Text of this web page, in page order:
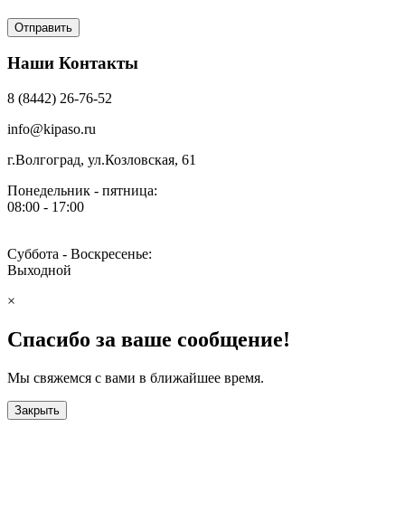
Наши Контакты
8 (8442) 26-76-52
info@kipaso.ru
г.Волгоград, ул.Козловская, 61
Понедельник - пятница:
08:00 - 17:00
Суббота - Воскресенье:
Выходной
×
Спасибо за ваше сообщение!
Мы свяжемся с вами в ближайшее время.
Закрыть